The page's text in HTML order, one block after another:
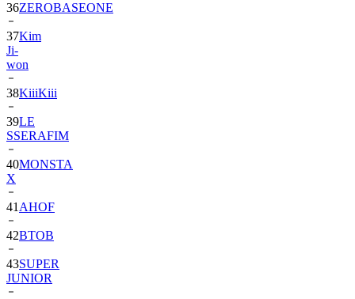
37Kim
Ji-
won
38KiiiKiii
39LE
SSERAFIM
40MONSTA
X
41
42 BTOB
43SUPER
JUNIOR
44TWICE